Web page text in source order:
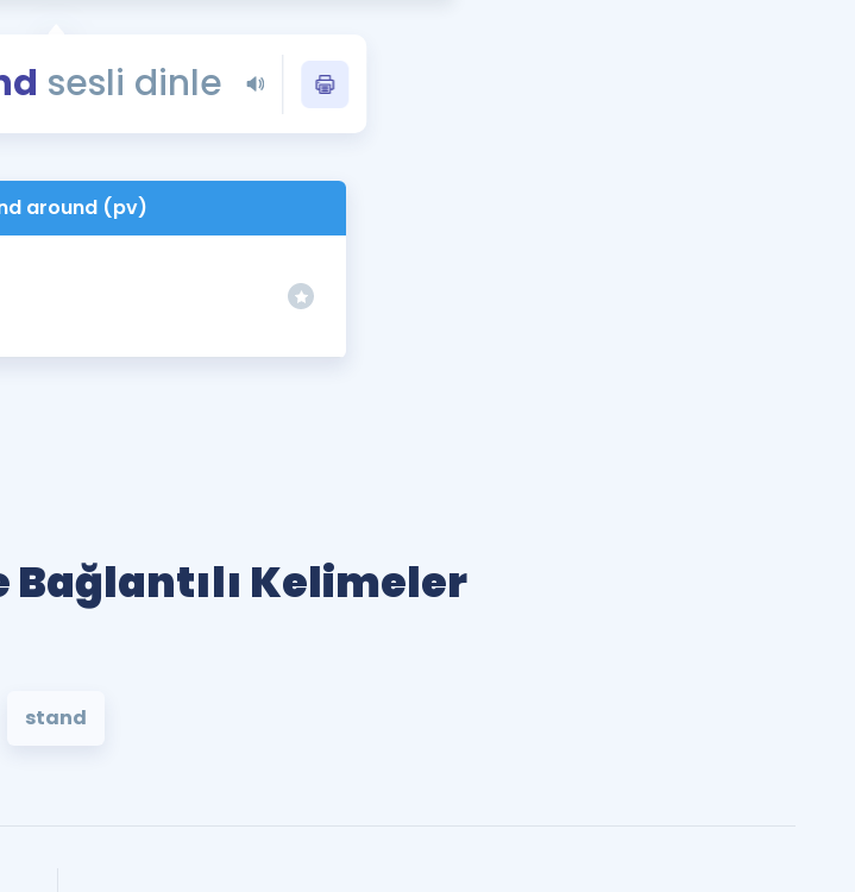
Blog
YDS - YÖKDİL Tüm Sınavlarla İlgili Haberler
İngilizce Gramer
sesli dinle
around (pv)
Bağlantılı Kelimeler
stand